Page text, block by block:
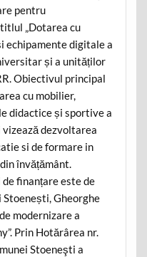
pentru
„Dotarea cu
echipamente digitale a
și a unităților
Obiectivul principal
cu mobilier,
didactice și sportive a
dezvoltarea
si de formare in
învățământ.
finanțare este de
Gheorghe
modernizare a
Prin Hotărârea nr.
Stoeneşti a